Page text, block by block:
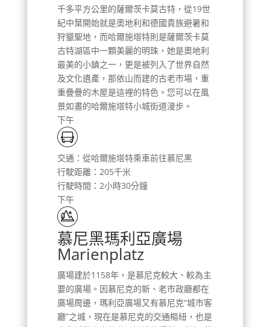
千多平方公里的薩爾茨卡莫古特，從19世
紀中葉開始就是奧地利和德國貴族避暑和
狩獵聖地，而哈爾施塔特則是薩爾茨卡莫
古特湖區中一顆美麗的明珠，她是奧地利
最美的小鎮之一，更是被列入了世界自然
及文化遺產，那依山而建的古老市場，重
重疊疊的木屋是這裡的特色。您可以在風
景如畫的哈爾施塔特小城街道漫步。
下午
交通：從哈爾施塔特乘車前往慕尼黑
行駛距離：205千米
行駛時間：2小時30分鐘
下午
慕尼黑瑪利亞廣場
Marienplatz
廣場建於1158年，是慕尼克較大、較為主
要的廣場。因慕尼克的新、老市政廳都在
廣場周邊，瑪利亞廣場又有慕尼克“城市客
廳”之城，現在是慕尼克的交通樞紐，也是